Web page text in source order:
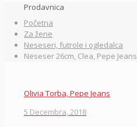
Prodavnica
Početna
Za žene
Neseseri, futrole i ogledalca
Neseser 26cm, Clea, Pepe Jeans
Olivia Torba, Pepe Jeans
5 Decembra, 2018